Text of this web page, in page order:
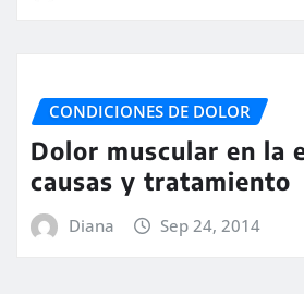
CONDICIONES DE DOLOR
Dolor muscular en la
causas y tratamiento
Diana Sep 24, 2014